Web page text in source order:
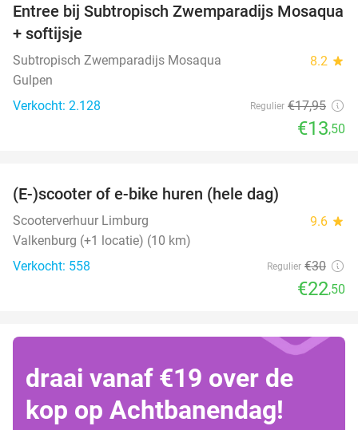
25%
Entree bij Subtropisch Zwemparadijs Mosaqua
+ softijsje
Subtropisch Zwemparadijs Mosaqua 8.2 star
Gulpen
Verkocht: 2.128
Regulier €17,95
€13,50
(E-)scooter of e-bike huren (hele dag)
Scooterverhuur Limburg 9.6 star
Valkenburg (+1 locatie) (10 km)
Verkocht: 558
Regulier €30
€22,50
draai vanaf €19 over de
kop op Achtbanendag!